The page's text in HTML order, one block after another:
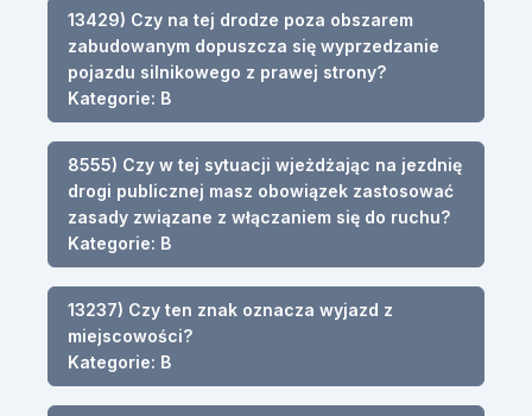
13429) Czy na tej drodze poza obszarem
zabudowanym dopuszcza się wyprzedzanie
pojazdu silnikowego z prawej strony?
Kategorie: B
8555) Czy w tej sytuacji wjeżdżając na jezdnię
drogi publicznej masz obowiązek zastosować
zasady związane z włączaniem się do ruchu?
Kategorie: B
13237) Czy ten znak oznacza wyjazd z
miejscowości?
Kategorie: B